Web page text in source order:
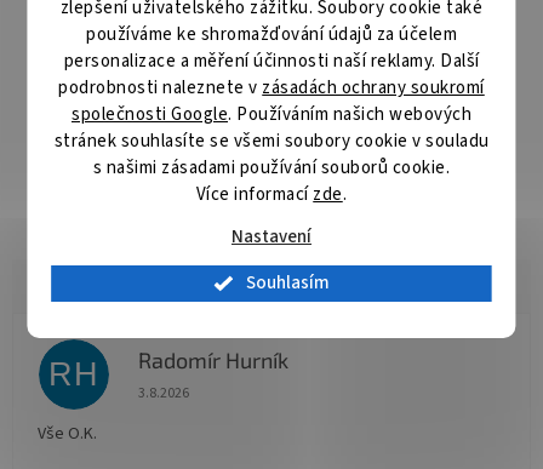
zlepšení uživatelského zážitku. Soubory cookie také
používáme ke shromažďování údajů za účelem
personalizace a měření účinnosti naší reklamy. Další
podrobnosti naleznete v zásadách ochrany soukromí
společnosti Google. Používáním našich webových
stránek souhlasíte se všemi soubory cookie v souladu
s našimi zásadami používání souborů cookie.
Více informacízde.
Nastavení
Souhlasím
dna a vrchní obruče, které jsou spojeny žebrovanou gumovou
plochou s výztuhami, velmi podobné harmonice. Vědra jsou
přesto absolutně vodotěsná a nedeformují se při použití! Ve
spojení s výhodnou cenou se z nich stává univerzální společník
na rybaření, ale i pro kempování, či všude tam, kde je potřeba
uschovat nebo přenášet tekuté či sypké materiály. Technické
parametry: Model Magic 5L Objem: 5 litrů Průměr: 25cm Výška:
20cm Transportní rozměr: 5cm Model Magic 10L Objem: 10 litrů
Průměr: 31,5cm Výška: 25cm Transportní rozměr: 5cm
RH Radomír Hurník
Hodnocení obchodu je 5 z 5 hvězdiček.
3.8.2026
Vše O.K.